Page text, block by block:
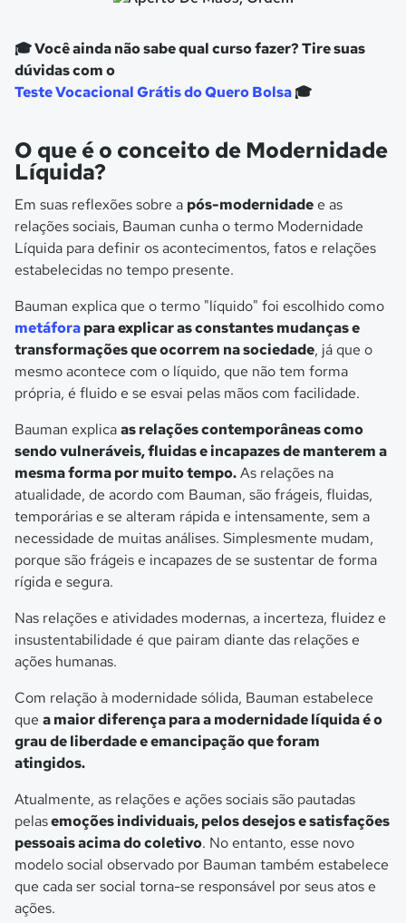
🎓 Você ainda não sabe qual curso fazer? Tire suas
dúvidas com o
Teste Vocacional Grátis do Quero Bolsa🎓
O que é o conceito de Modernidade
Líquida?
Em suas reflexões sobre a pós-modernidade e as
relações sociais, Bauman cunha o termo Modernidade
Líquida para definir os acontecimentos, fatos e relações
estabelecidas no tempo presente.
Bauman explica que o termo "líquido" foi escolhido como
metáforapara explicar as constantes mudanças e
transformações que ocorrem na sociedade, já que o
mesmo acontece com o líquido, que não tem forma
própria, é fluido e se esvai pelas mãos com facilidade.
Bauman explicaas relações contemporâneas como
sendo vulneráveis, fluidas e incapazes de manterem a
mesma forma por muito tempo.As relações na
atualidade, de acordo com Bauman, são frágeis, fluidas,
temporárias e se alteram rápida e intensamente, sem a
necessidade de muitas análises. Simplesmente mudam,
porque são frágeis e incapazes de se sustentar de forma
rígida e segura.
Nas relações e atividades modernas, a incerteza, fluidez e
insustentabilidade é que pairam diante das relações e
ações humanas.
Com relação à modernidade sólida, Bauman estabelece
que a maior diferença para a modernidade líquida é o
grau de liberdade e emancipação que foram
atingidos.
Atualmente, as relações e ações sociais são pautadas
pelasemoções individuais, pelos desejos e satisfações
pessoais acima do coletivo. No entanto, esse novo
modelo social observado por Bauman também estabelece
que cada ser social torna-se responsável por seus atos e
ações.